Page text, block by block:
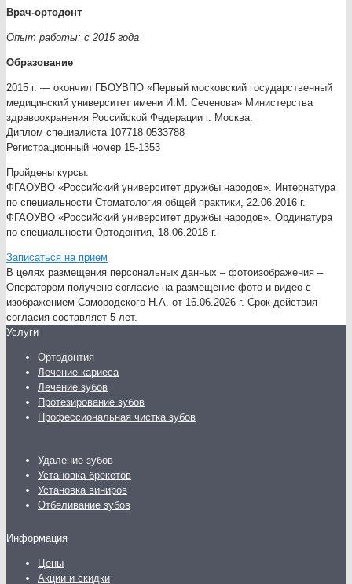
Врач-ортодонт
Опыт работы: с 2015 года
Образование
2015 г. — окончил ГБОУВПО «Первый московский государственный
медицинский университет имени И.М. Сеченова» Министерства
здравоохранения Российской Федерации г. Москва.
Диплом специалиста 107718 0533788
Регистрационный номер 15-1353
Пройдены курсы:
ФГАОУВО «Российский университет дружбы народов». Интернатура
по специальности Стоматология общей практики, 22.06.2016 г.
ФГАОУВО «Российский университет дружбы народов». Ординатура
по специальности Ортодонтия, 18.06.2018 г.
Записаться на прием
В целях размещения персональных данных – фотоизображения –
Оператором получено согласие на размещение фото и видео с
изображением Самородского Н.А. от 16.06.2026 г. Срок действия
согласия составляет 5 лет.
Услуги
Ортодонтия
Лечение кариеса
Лечение зубов
Протезирование зубов
Профессиональная чистка зубов
Удаление зубов
Установка брекетов
Установка виниров
Отбеливание зубов
Информация
Цены
Акции и скидки